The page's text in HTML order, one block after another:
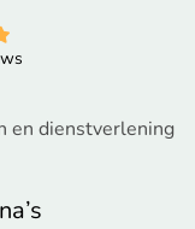
en dienstverlening